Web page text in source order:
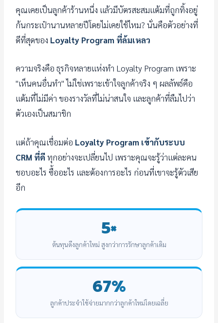
คุณเคยเป็นลูกค้าร้านหนึ่ง แล้วมีบัตรสะสมแต้มที่ถูกทิ้งอยู่
ก้นกระเป๋านานหลายปีโดยไม่เคยใช้ไหม? นั่นคือตัวอย่างที่
ดีที่สุดของ Loyalty Program ที่ล้มเหลว
ความจริงคือ ธุรกิจหลายแห่งทำ Loyalty Program เพราะ
"เห็นคนอื่นทำ" ไม่ใช่เพราะเข้าใจลูกค้าจริง ๆ ผลลัพธ์คือ
แต้มที่ไม่มีค่า ของรางวัลที่ไม่น่าสนใจ และลูกค้าที่ลืมไปว่า
ตัวเองเป็นสมาชิก
แต่ถ้าคุณเชื่อมต่อ Loyalty Program เข้ากับระบบ
CRM ที่ดีทุกอย่างจะเปลี่ยนไป เพราะคุณจะรู้ว่าแต่ละคน
ชอบอะไร ซื้ออะไร และต้องการอะไร ก่อนที่เขาจะรู้ตัวเสีย
อีก
5×
ต้นทุนดึงลูกค้าใหม่ สูงกว่าการรักษาลูกค้าเดิม
67%
ลูกค้าประจำใช้จ่ายมากกว่าลูกค้าใหม่โดยเฉลี่ย